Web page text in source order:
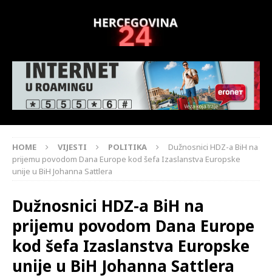
HOME VIJESTI POLITIKA
Dužnosnici HDZ-a BiH na
prijemu povodom Dana Europe kod šefa Izaslanstva Europske
unije u BiH Johanna Sattlera
Dužnosnici HDZ-a BiH na
prijemu povodom Dana Europe
kod šefa Izaslanstva Europske
unije u BiH Johanna Sattlera